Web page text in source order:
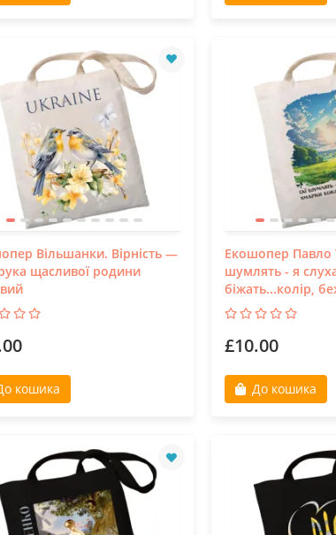
Вільшанки. Вірність —
щасливої родини
кошика
Екошопер Павло
шумлять - я
біжать...колір,
£10.00
До кошика